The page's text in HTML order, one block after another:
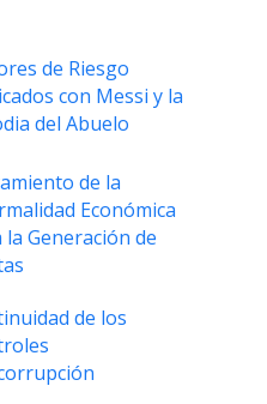
de Riesgo
con Messi y la
del Abuelo
de la
Económica
la Generación de
de los